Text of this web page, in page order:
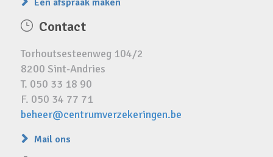
Een afspraak maken
Contact
Torhoutsesteenweg 104/2
8200 Sint-Andries
T. 050 33 18 90
F. 050 34 77 71
beheer@centrumverzekeringen.be
Mail ons